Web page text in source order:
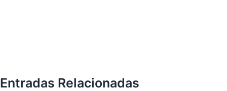
Entradas Relacionadas